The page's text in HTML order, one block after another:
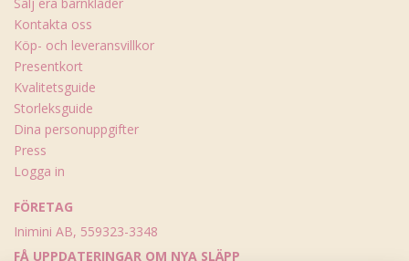
Kontakta oss
Köp- och leveransvillkor
Presentkort
Kvalitetsguide
Storleksguide
Dina personuppgifter
Press
Logga in
FÖRETAG
Inimini AB, 559323-3348
FÅ UPPDATERINGAR OM NYA SLÄPP